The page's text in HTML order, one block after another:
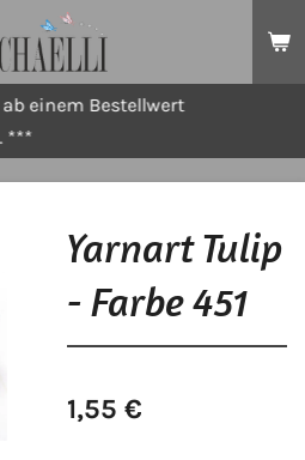
einem Bestellwert
***
Yarnart Tulip
- Farbe 451
1,55 €